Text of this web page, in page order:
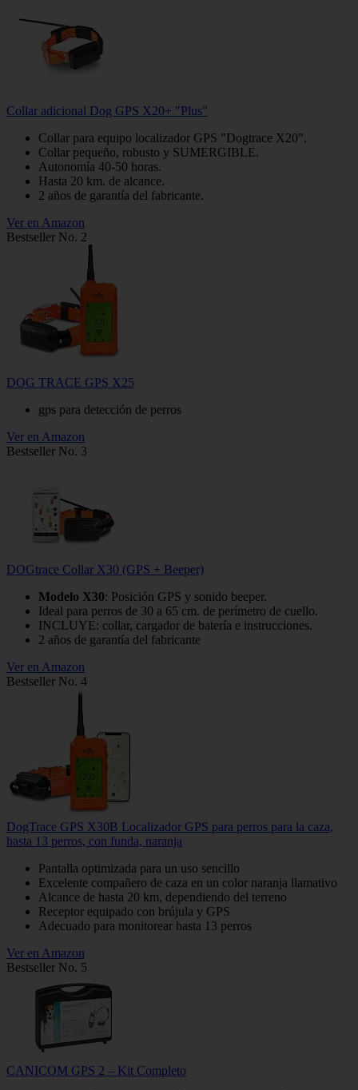
Collar adicional Dog GPS X20+ "Plus"
Collar para equipo localizador GPS "Dogtrace X20".
Collar pequeño, robusto y SUMERGIBLE.
Autonomía 40-50 horas.
Hasta 20 km. de alcance.
2 años de garantía del fabricante.
Ver en Amazon
Bestseller No. 2
DOG TRACE GPS X25
gps para detección de perros
Ver en Amazon
Bestseller No. 3
DOGtrace Collar X30 (GPS + Beeper)
Modelo X30: Posición GPS y sonido beeper.
Ideal para perros de 30 a 65 cm. de perímetro de cuello.
INCLUYE: collar, cargador de batería e instrucciones.
2 años de garantía del fabricante
Ver en Amazon
Bestseller No. 4
DogTrace GPS X30B Localizador GPS para perros para la caza,
hasta 13 perros, con funda, naranja
Pantalla optimizada para un uso sencillo
Excelente compañero de caza en un color naranja llamativo
Alcance de hasta 20 km, dependiendo del terreno
Receptor equipado con brújula y GPS
Adecuado para monitorear hasta 13 perros
Ver en Amazon
Bestseller No. 5
CANICOM GPS 2 – Kit Completo